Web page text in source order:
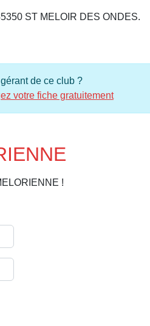
ST MELOIR DES ONDES.
de ce club ?
votre fiche gratuitement
!